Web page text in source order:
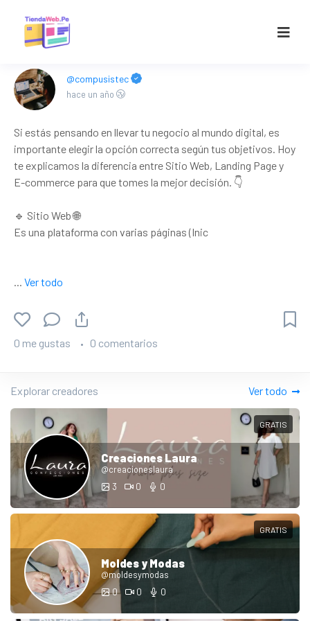
@compusistec
hace un año
Si estás pensando en llevar tu negocio al mundo digital, es
importante elegir la opción correcta según tus objetivos. Hoy
te explicamos la diferencia entre Sitio Web, Landing Page y
E-commerce para que tomes la mejor decisión. 👇
🔹 Sitio Web 🌐
Es una plataforma con varias páginas (Inic
... Ver todo
0 me gustas 0 comentarios
Explorar creadores Ver todo
GRATIS
Creaciones Laura
@creacioneslaura
3
0 0
GRATIS
Moldes y Modas
@moldesymodas
0
0 0